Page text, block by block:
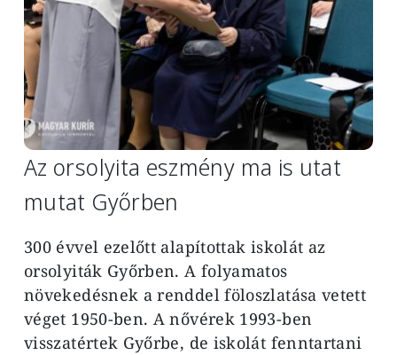
Az orsolyita eszmény ma is utat
mutat Győrben
300 évvel ezelőtt alapítottak iskolát az
orsolyiták Győrben. A folyamatos
növekedésnek a renddel föloszlatása vetett
véget 1950-ben. A nővérek 1993-ben
visszatértek Győrbe, de iskolát fenntartani